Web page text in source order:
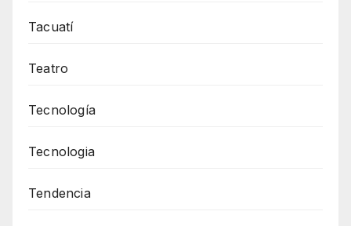
Tacuatí
Teatro
Tecnología
Tecnologia
Tendencia